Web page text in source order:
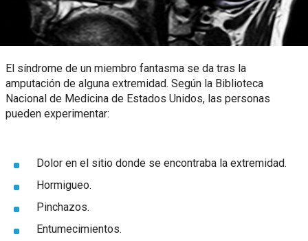
El síndrome de un miembro fantasma se da tras la
amputación de alguna extremidad. Según la Biblioteca
Nacional de Medicina de Estados Unidos, las personas
pueden experimentar:
Dolor en el sitio donde se encontraba la extremidad.
Hormigueo.
Pinchazos.
Entumecimientos.